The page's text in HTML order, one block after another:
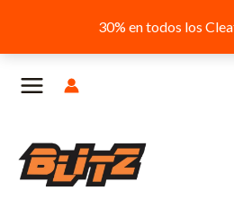
30% en todos los